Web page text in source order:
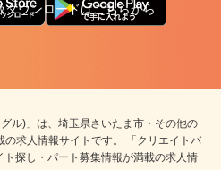
ダウンロードはこちらから
ル)」は、埼玉県さいたま市・その他の
求人情報サイトです。 「クリエイトバ
探し・パート募集情報が満載の求人情